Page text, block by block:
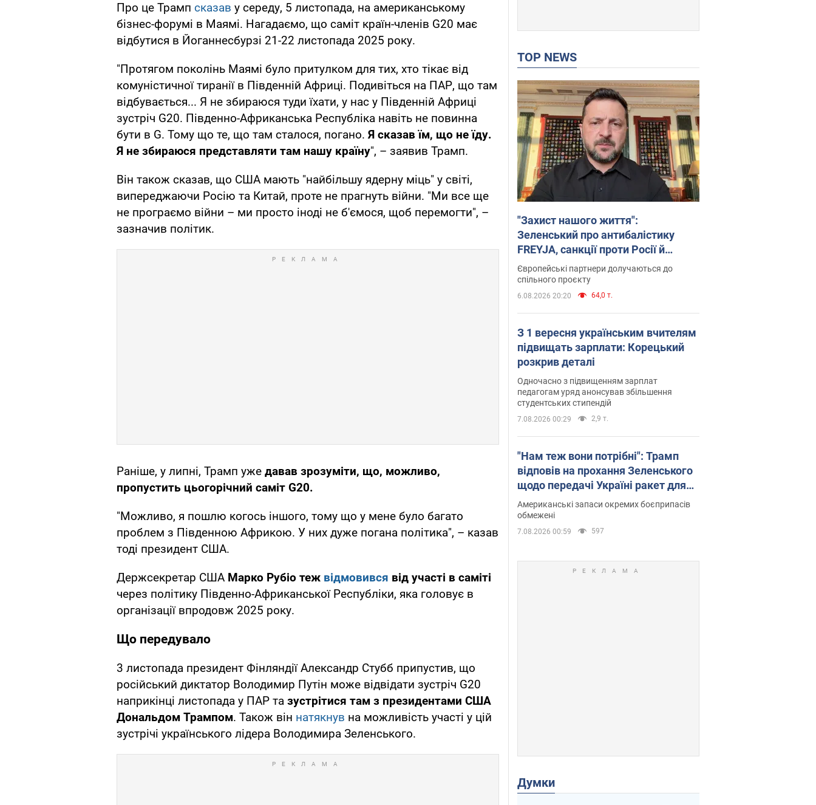
Про це Трамп сказав у середу, 5 листопада, на американському
бізнес-форумі в Маямі. Нагадаємо, що саміт країн-членів G20 має
відбутися в Йоганнесбурзі 21-22 листопада 2025 року.
"Протягом поколінь Маямі було притулком для тих, хто тікає від
комуністичної тиранії в Південній Африці. Подивіться на ПАР, що там
відбувається... Я не збираюся туди їхати, у нас у Південній Африці
зустріч G20. Південно-Африканська Республіка навіть не повинна
бути в G. Тому що те, що там сталося, погано. Я сказав їм, що не їду.
Я не збираюся представляти там нашу країну", – заявив Трамп.
Він також сказав, що США мають "найбільшу ядерну міць" у світі,
випереджаючи Росію та Китай, проте не прагнуть війни. "Ми все ще
не програємо війни – ми просто іноді не б'ємося, щоб перемогти", –
зазначив політик.
Раніше, у липні, Трамп уже давав зрозуміти, що, можливо,
пропустить цьогорічний саміт G20.
"Можливо, я пошлю когось іншого, тому що у мене було багато
проблем з Південною Африкою. У них дуже погана політика", – казав
тоді президент США.
Держсекретар США Марко Рубіо теж відмовився від участі в саміті
через політику Південно-Африканської Республіки, яка головує в
організації впродовж 2025 року.
Що передувало
3 листопада президент Фінляндії Александр Стубб припустив, що
російський диктатор Володимир Путін може відвідати зустріч G20
наприкінці листопада у ПАР та зустрітися там з президентами США
Дональдом Трампом. Також він натякнув на можливість участі у цій
зустрічі українського лідера Володимира Зеленського.
TOP NEWS
"Захист нашого життя":
Зеленський про антибалістику
FREYJA, санкції проти Росії й
підтримку аграріїв. Відео
Європейські партнери долучаються до
спільного проєкту
6.08.2026 20:20 64,0 т.
З 1 вересня українським вчителям
підвищать зарплати: Корецький
розкрив деталі
Одночасно з підвищенням зарплат
педагогам уряд анонсував збільшення
студентських стипендій
7.08.2026 00:29 2,9 т.
"Нам теж вони потрібні": Трамп
відповів на прохання Зеленського
щодо передачі Україні ракет для
Patriot
Американські запаси окремих боєприпасів
обмежені
7.08.2026 00:59 597
Думки